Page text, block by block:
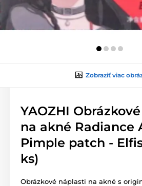
Zobraziť viac
YAOZHI
na akné Radiance
Pimple patch -
ks)
Obrázkové náplasti na akné s